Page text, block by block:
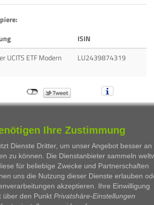
ISIN
UCITS ETF Modern
LU2439874319
- 2026 Börsen Radio Network AG
Ihre Zustimmung
Dienste Dritter, um unser Angebot besser an
zu können. Die Dienstanbieter sammeln
für beliebige Zwecke und Partnerschaften
uns die Nutzung dieser Dienste erlauben
akzeptieren. Ihre Einwilligung
über den Punkt Privatshäre-Einstellungen